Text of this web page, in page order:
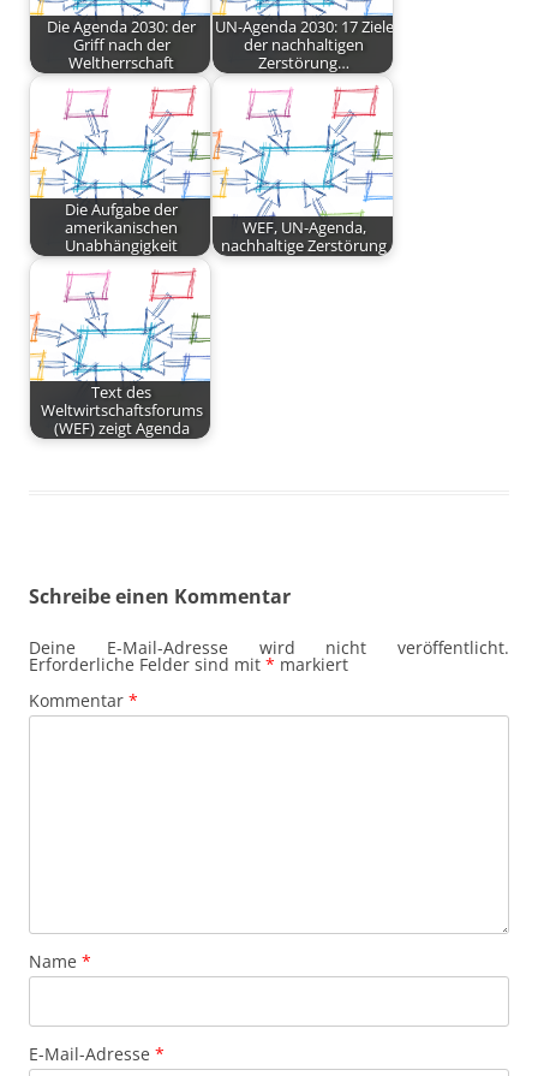
Die Agenda 2030: der
Griff nach der
Weltherrschaft
UN-Agenda 2030: 17 Ziele
der nachhaltigen
Zerstörung…
Die Aufgabe der
amerikanischen
Unabhängigkeit
WEF, UN-Agenda,
nachhaltige Zerstörung
Text des
Weltwirtschaftsforums
(WEF) zeigt Agenda
Schreibe einen Kommentar
Deine E-Mail-Adresse wird nicht veröffentlicht.
Erforderliche Felder sind mit * markiert
Kommentar *
Name *
E-Mail-Adresse *